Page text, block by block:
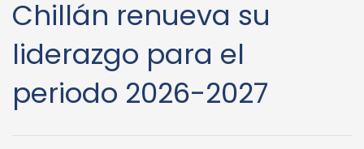
Chillán renueva su
liderazgo para el
periodo 2026-2027